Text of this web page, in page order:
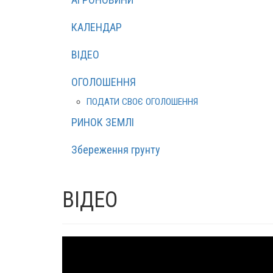
КАЛЕНДАР
ВІДЕО
ОГОЛОШЕННЯ
ПОДАТИ СВОЄ ОГОЛОШЕННЯ
РИНОК ЗЕМЛІ
Збереження грунту
ВІДЕО